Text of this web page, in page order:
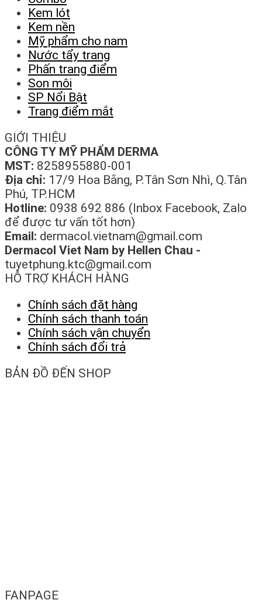
Kem lót
Kem nền
Mỹ phẩm cho nam
Nước tẩy trang
Phấn trang điểm
Son môi
SP Nổi Bật
Trang điểm mắt
GIỚI THIỆU
CÔNG TY MỸ PHẨM DERMA
MST: 8258955880-001
Địa chỉ: 17/9 Hoa Bằng, P.Tân Sơn Nhì, Q.Tân
Phú, TP.HCM
Hotline: 0938 692 886 (Inbox Facebook, Zalo
để được tư vấn tốt hơn)
Email: dermacol.vietnam@gmail.com
Dermacol Viet Nam by Hellen Chau -
tuyetphung.ktc@gmail.com
HỖ TRỢ KHÁCH HÀNG
Chính sách đặt hàng
Chính sách thanh toán
Chính sách vận chuyển
Chính sách đổi trả
BẢN ĐỒ ĐẾN SHOP
FANPAGE